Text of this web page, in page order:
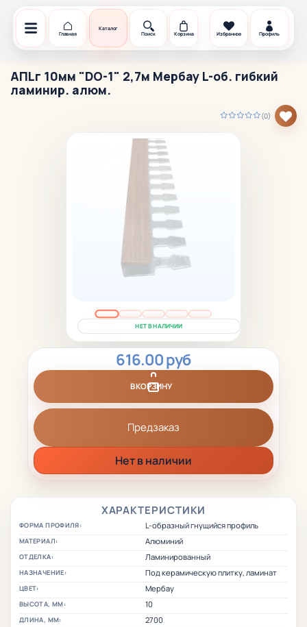
Главная
Каталог
Поиск
Корзина Избранное Профиль
АПLг 10мм "DO-1" 2,7м Мербау L-об. гибкий
ламинир. алюм.
(0)
НЕТ В НАЛИЧИИ
ХАРАКТЕРИСТИКИ
ФОРМА ПРОФИЛЯ: L-образный гнущийся профиль
МАТЕРИАЛ: Алюминий
ОТДЕЛКА: Ламинированный
НАЗНАЧЕНИЕ: Под керамическую плитку, ламинат
ЦВЕТ: Мербау
ВЫСОТА, ММ: 10
ДЛИНА, ММ: 2700
616.00 руб
В КОРЗИНУ
Предзаказ
Нет в наличии